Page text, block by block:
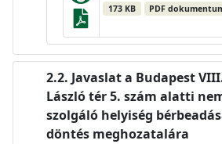
173 KB PDF
Javaslat a Budapest
László tér 5. szám alatti
szolgáló helyiség
döntés meghozatalára